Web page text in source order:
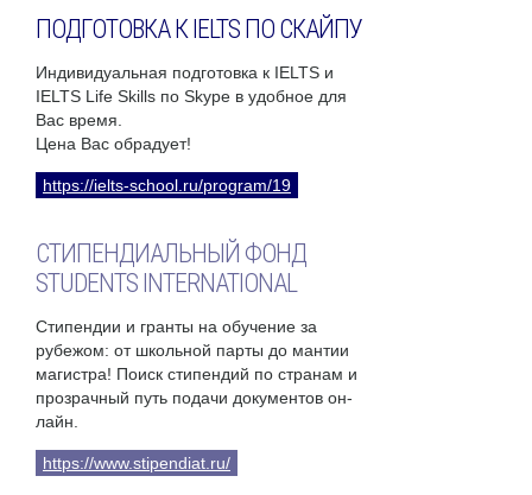
ПОДГОТОВКА К IELTS ПО СКАЙПУ
Индивидуальная подготовка к IELTS и
IELTS Life Skills по Skype в удобное для
Вас время.
Цена Вас обрадует!
https://ielts-school.ru/program/19
СТИПЕНДИАЛЬНЫЙ ФОНД
STUDENTS INTERNATIONAL
Стипендии и гранты на обучение за
рубежом: от школьной парты до мантии
магистра! Поиск стипендий по странам и
прозрачный путь подачи документов он-
лайн.
https://www.stipendiat.ru/